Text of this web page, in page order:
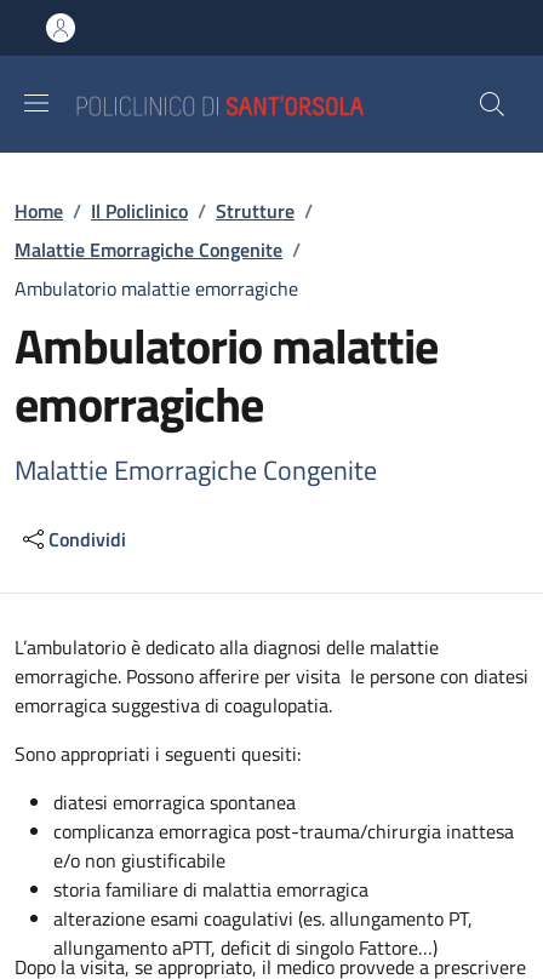
al contenuto principale
to footer content
Briciole di pane
Home / Il Policlinico / Strutture /
Malattie Emorragiche Congenite /
Ambulatorio malattie emorragiche
Ambulatorio malattie
emorragiche
Malattie Emorragiche Congenite
Condividi
Descrizione
L’ambulatorio è dedicato alla diagnosi delle malattie
emorragiche. Possono afferire per visita le persone con diatesi
emorragica suggestiva di coagulopatia.
Sono appropriati i seguenti quesiti:
diatesi emorragica spontanea
complicanza emorragica post-trauma/chirurgia inattesa
e/o non giustificabile
storia familiare di malattia emorragica
alterazione esami coagulativi (es. allungamento PT,
allungamento aPTT, deficit di singolo Fattore…)
Dopo la visita, se appropriato, il medico provvede a prescrivere